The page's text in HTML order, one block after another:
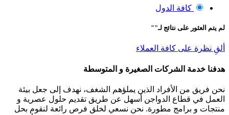
كافة الدول
لم يتم العثور على نتائج لـ""
ألقِ نظرة على كافة العملاء
هدفنا خدمة الشركات الصغيرة و المتوسطة
نحن فريق من الأفراد الذين يملؤهم الشغف، نهدف إلى جعل بيئة
العمل في قطاع الدواجن أسهل عن طريق تقديم حلول عصرية و
منتجات و برامج مطورة. نحن نسعي لخلق فرص رائعة لنقوم بحل